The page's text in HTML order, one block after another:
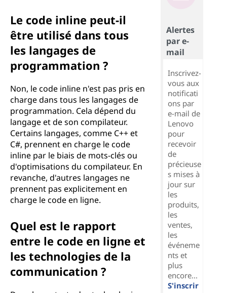
Le code inline peut-il
être utilisé dans tous
les langages de
programmation ?
Non, le code inline n'est pas pris en
charge dans tous les langages de
programmation. Cela dépend du
langage et de son compilateur.
Certains langages, comme C++ et
C#, prennent en charge le code
inline par le biais de mots-clés ou
d'optimisations du compilateur. En
revanche, d'autres langages ne
prennent pas explicitement en
charge le code en ligne.
Quel est le rapport
entre le code en ligne et
les technologies de la
communication ?
Alertes
par e-
mail
Inscrivez-
vous aux
notificati
ons par
e-mail de
Lenovo
pour
recevoir
de
précieuse
s mises à
jour sur
les
produits,
les
ventes,
les
événeme
nts et
plus
encore...
S'inscrir